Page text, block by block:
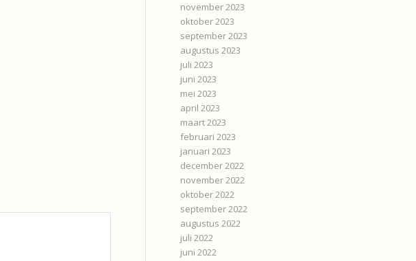
november 2023
oktober 2023
september 2023
augustus 2023
juli 2023
juni 2023
mei 2023
april 2023
maart 2023
februari 2023
januari 2023
december 2022
november 2022
oktober 2022
september 2022
augustus 2022
juli 2022
juni 2022